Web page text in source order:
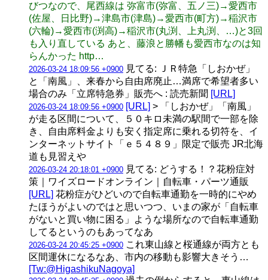
びつなので、尾西線は 弥富市(弥富、五ノ三)→愛西市
(佐屋、日比野)→津島市(津島)→愛西市(町方)→稲沢市
(六輪)→愛西市(渕高)→稲沢市(丸渕、上丸渕、…)と3回
も入り直している あと、藤浪と勝幡も愛西市なのは知
らんかった http…
2026-03-24 18:09:56 +0900 見てる: ＪＲ特急「しおかぜ」
と「南風」、来春から自由席廃止…満席で希望者多い
場合のみ「立席特急券」販売へ : 読売新聞 [URL]
2026-03-24 18:09:56 +0900 [URL] > 「しおかぜ」「南風」
が走る区間について、５０キロ未満の駅間で一部を除
き、自由席料金よりも安く指定席に乗れる切符を、イ
ンターネットサイト「ｅ５４８９」限定で販売 JR北海
道も見習えや
2026-03-24 20:18:01 +0900 見てる: どうする！？花粉症対
策｜ワイズロードオンライン｜自転車・パーツ通販
[URL] 花粉症がひどいので自転車通勤を一時的にやめ
たほうがよいのではと思いつつ、いまの家が「自転車
がないと買い物に困る」ような場所なので自転車通勤
してるというのもあってなあ
2026-03-24 20:45:25 +0900 これ東山線と桜通線が両方とも
区間運休になるなあ、市内の移動も影響大きそう…
[Tw:@HigashikuNagoya]